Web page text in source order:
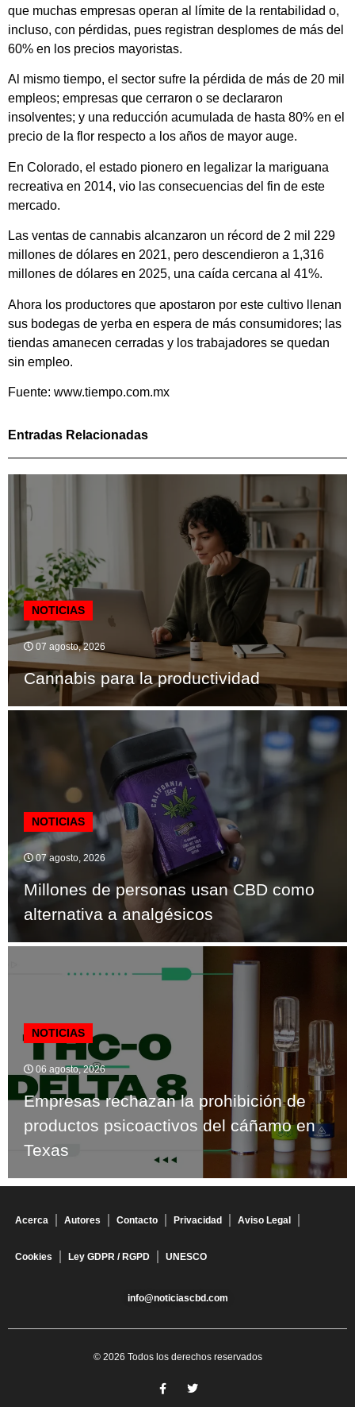
que muchas empresas operan al límite de la rentabilidad o,
incluso, con pérdidas, pues registran desplomes de más del
60% en los precios mayoristas.
Al mismo tiempo, el sector sufre la pérdida de más de 20 mil
empleos; empresas que cerraron o se declararon
insolventes; y una reducción acumulada de hasta 80% en el
precio de la flor respecto a los años de mayor auge.
En Colorado, el estado pionero en legalizar la mariguana
recreativa en 2014, vio las consecuencias del fin de este
mercado.
Las ventas de cannabis alcanzaron un récord de 2 mil 229
millones de dólares en 2021, pero descendieron a 1,316
millones de dólares en 2025, una caída cercana al 41%.
Ahora los productores que apostaron por este cultivo llenan
sus bodegas de yerba en espera de más consumidores; las
tiendas amanecen cerradas y los trabajadores se quedan
sin empleo.
Fuente: www.tiempo.com.mx
Entradas Relacionadas
NOTICIAS
07 agosto, 2026
Cannabis para la productividad
NOTICIAS
07 agosto, 2026
Millones de personas usan CBD como
alternativa a analgésicos
NOTICIAS
06 agosto, 2026
Empresas rechazan la prohibición de
productos psicoactivos del cáñamo en
Texas
Acerca Autores Contacto Privacidad Aviso Legal
Cookies Ley GDPR / RGPD UNESCO
info@noticiascbd.com
© 2026 Todos los derechos reservados